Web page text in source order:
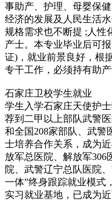
事助产、护理、母婴保
经济的发展及人民生活
规格需求也不断提 ;人性
产士。本专业毕业后可
证)，就业前景良好，根
专干工作，必须持有助
石家庄卫校学生就业
学生入学石家庄天使护
荐到二甲以上部队武警
和全国208家部队、武警
士培养合作关系，成为
放军总医院、解放军306
院、武警辽宁总队医院
一体”终身跟踪就业模式
实习就业基地，已成为